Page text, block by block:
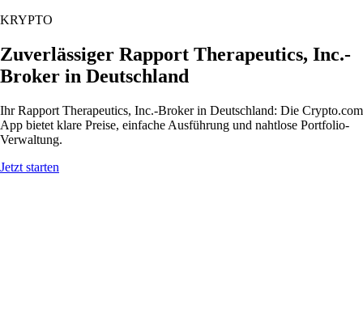
KRYPTO
Zuverlässiger Rapport Therapeutics, Inc.-
Broker in Deutschland
Ihr Rapport Therapeutics, Inc.-Broker in Deutschland: Die Crypto.com
App bietet klare Preise, einfache Ausführung und nahtlose Portfolio-
Verwaltung.
Jetzt starten